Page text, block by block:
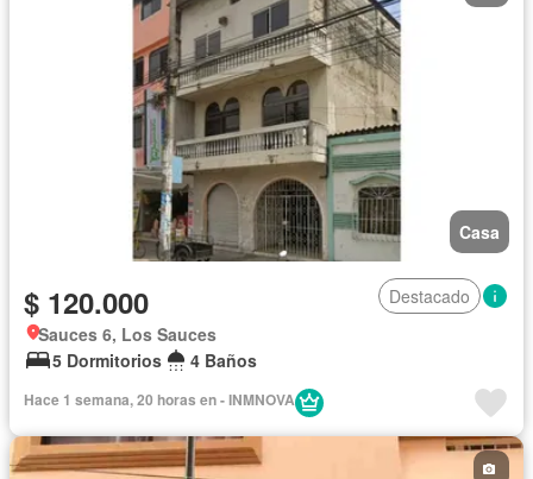
Casa
$ 120.000
Destacado
Sauces 6, Los Sauces
5 Dormitorios
4 Baños
Hace 1 semana, 20 horas en - INMNOVA